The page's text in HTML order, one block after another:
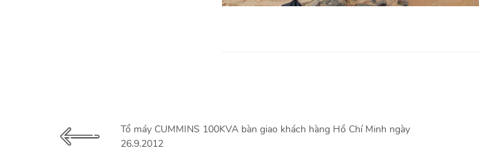
Tổ máy CUMMINS 100KVA bàn giao khách hàng Hồ Chí Minh ngày
26.9.2012